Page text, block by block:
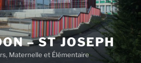
– ST JOSEPH
Maternelle et Élémentaire